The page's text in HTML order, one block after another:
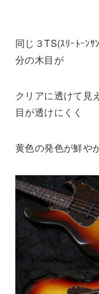
同じ３TS(ｽﾘｰﾄｰﾝ
分の木目が
クリアに透けて見
目が透けにくく
黄色の発色が鮮や